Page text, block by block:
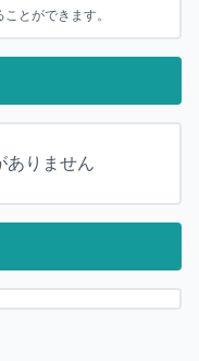
とができます。
ありません